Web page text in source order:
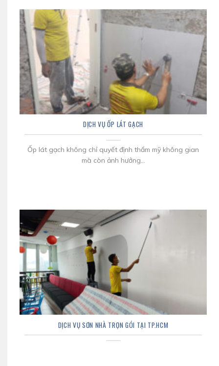
DỊCH VỤ ỐP LÁT GẠCH
Ốp lát gạch không chỉ quyết định thẩm mỹ không gian
mà còn ảnh hưởng...
DỊCH VỤ SƠN NHÀ TRỌN GÓI TẠI TP.HCM